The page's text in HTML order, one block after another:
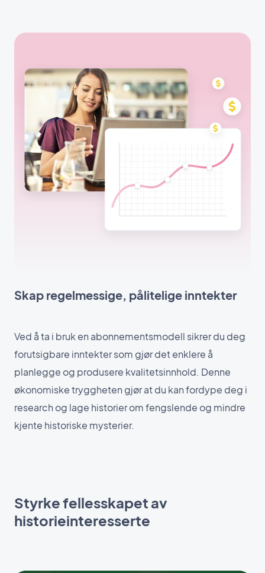
Skap regelmessige, pålitelige inntekter
Ved å ta i bruk en abonnementsmodell sikrer du deg
forutsigbare inntekter som gjør det enklere å
planlegge og produsere kvalitetsinnhold. Denne
økonomiske tryggheten gjør at du kan fordype deg i
research og lage historier om fengslende og mindre
kjente historiske mysterier.
Styrke fellesskapet av
historieinteresserte